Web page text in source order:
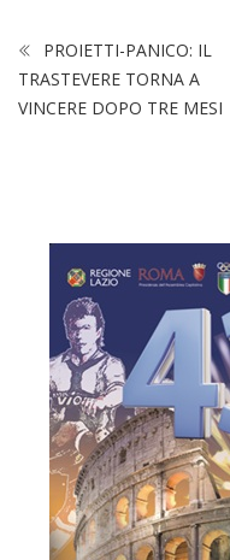
PROIETTI-PANICO: IL
TRASTEVERE TORNA A
VINCERE DOPO TRE MESI